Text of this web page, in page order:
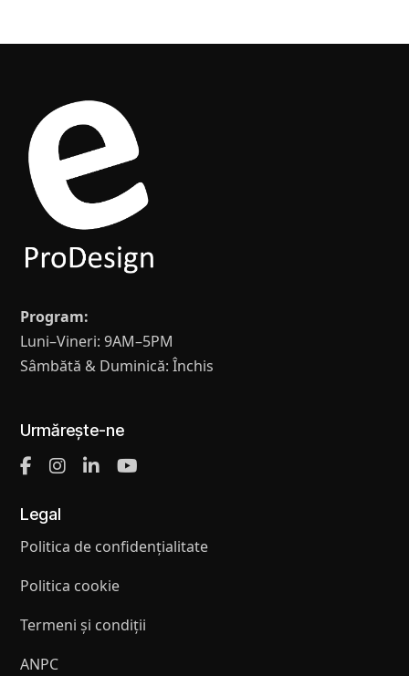
Program:
Luni–Vineri: 9AM–5PM
Sâmbătă & Duminică: Închis
Urmărește-ne
Legal
Politica de confidențialitate
Politica cookie
Termeni și condiții
ANPC